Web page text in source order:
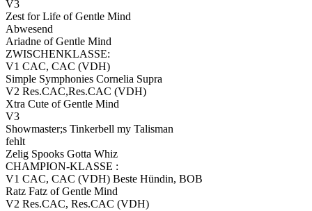
V3
Zest for Life of Gentle Mind
Abwesend
Ariadne of Gentle Mind
ZWISCHENKLASSE:
V1 CAC, CAC (VDH)
Simple Symphonies Cornelia Supra
V2 Res.CAC,Res.CAC (VDH)
Xtra Cute of Gentle Mind
V3
Showmaster;s Tinkerbell my Talisman
fehlt
Zelig Spooks Gotta Whiz
CHAMPION-KLASSE :
V1 CAC, CAC (VDH) Beste Hündin, BOB
Ratz Fatz of Gentle Mind
V2 Res.CAC, Res.CAC (VDH)